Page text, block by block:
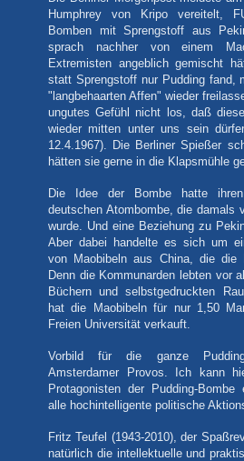
Humphrey von Kripo vereitelt,
Bomben mit Sprengstoff aus
sprach nachher von einem
Extremisten angeblich gemischt
statt Sprengstoff nur Pudding fand,
"langbehaarten Affen" wieder
ungutes Gefühl nicht los, daß
wieder mitten unter uns sein
12.4.1967). Die Berliner Spießer
hätten sie gerne in die Klapsmühle
Die Idee der Bombe hatte
deutschen Atombombe, die damals
wurde. Und eine Beziehung zu
Aber dabei handelte es sich um
von Maobibeln aus China, die die
Denn die Kommunarden lebten vor
Büchern und selbstgedruckten
hat die Maobibeln für nur 1,50
Freien Universität verkauft.
Vorbild für die ganze
Amsterdamer Provos. Ich kann
Protagonisten der Pudding-Bombe
alle hochintelligente politische
Fritz Teufel (1943-2010), der
natürlich die intellektuelle und